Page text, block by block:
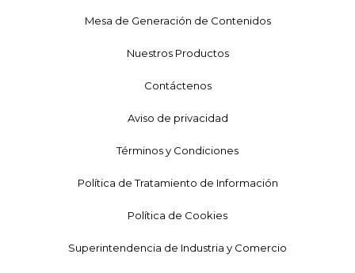
Mesa de Generación de Contenidos
Nuestros Productos
Contáctenos
Aviso de privacidad
Términos y Condiciones
Política de Tratamiento de Información
Política de Cookies
Superintendencia de Industria y Comercio